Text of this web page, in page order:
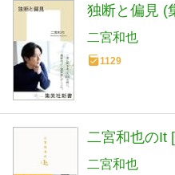
独断と偏見 (
二宮和也
1129
二宮和也のIt
二宮和也